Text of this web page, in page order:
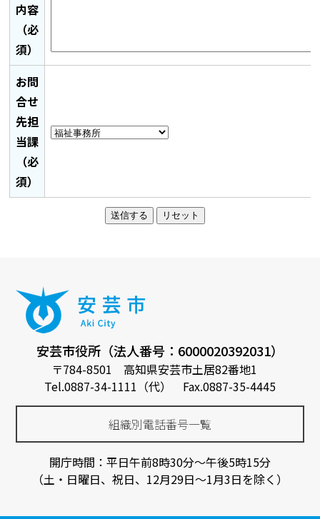
内容
（必
須）
お問
合せ
先担
当課
（必
須）
安芸市役所（法人番号：6000020392031）
〒784-8501 高知県安芸市土居82番地1
Tel.0887-34-1111（代） Fax.0887-35-4445
組織別電話番号一覧
開庁時間：平日午前8時30分～午後5時15分
（土・日曜日、祝日、12月29日～1月3日を除く）